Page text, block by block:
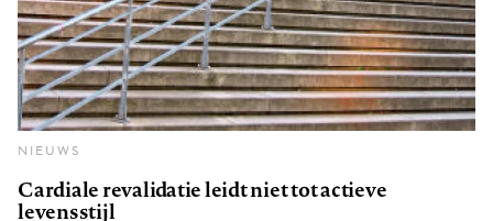
NIEUWS
Cardiale revalidatie leidt niet tot actieve
levensstijl